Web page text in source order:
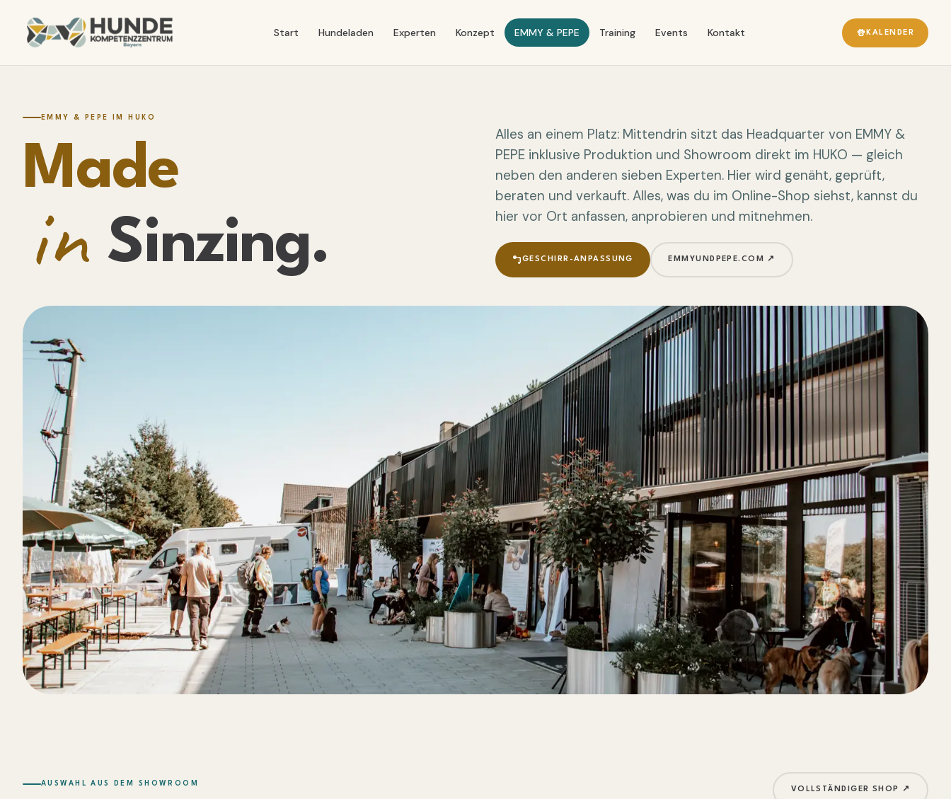
Start Hundeladen Experten Konzept EMMY & PEPE Training Events Kontakt KALENDER
EMMY & PEPE IM HUKO
Made
in Sinzing.
Alles an einem Platz: Mittendrin sitzt das Headquarter von EMMY &
PEPE inklusive Produktion und Showroom direkt im HUKO — gleich
neben den anderen sieben Experten. Hier wird genäht, geprüft,
beraten und verkauft. Alles, was du im Online-Shop siehst, kannst du
hier vor Ort anfassen, anprobieren und mitnehmen.
GESCHIRR-ANPASSUNG EMMYUNDPEPE.COM ↗
AUSWAHL AUS DEM SHOWROOM
VOLLSTÄNDIGER SHOP ↗